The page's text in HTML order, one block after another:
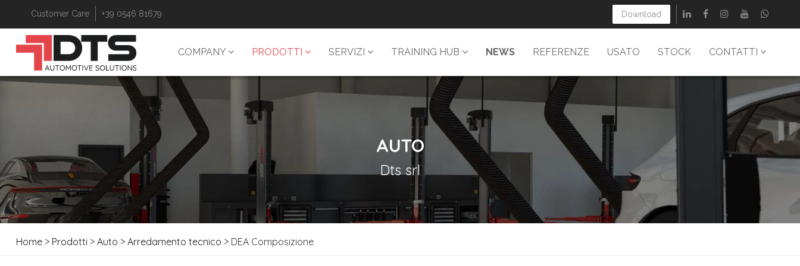
Customer Care +39 0546 81679 Download
COMPANY PRODOTTI SERVIZI TRAINING HUB NEWS REFERENZE USATO STOCK CONTATTI
AUTO
Dts srl
Home > Prodotti > Auto > Arredamento tecnico > DEA Composizione